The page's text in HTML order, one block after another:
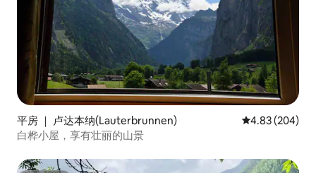
平房 ｜ 卢达本纳(Lauterbrunnen) 平均评分 4.83
4.83 (204)
白桦小屋，享有壮丽的山景